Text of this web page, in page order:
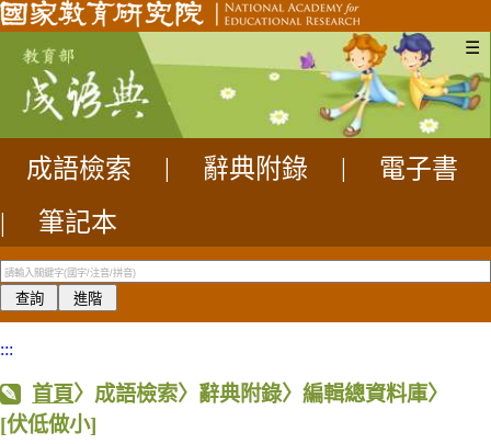
☰
成語檢索 辭典附錄
電子書
|
筆記本
:::
首頁〉成語檢索〉辭典附錄〉編輯總資料庫〉
[伏低做小]